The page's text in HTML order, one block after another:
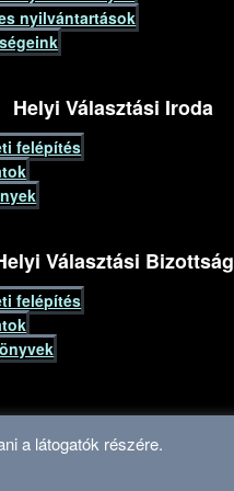
nyilvántartások
Helyi Választási Iroda
felépítés
Választási Bizottság
felépítés
a látogatók részére.